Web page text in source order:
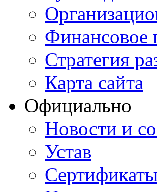
Финансовое
Стратегия
Карта сайта
Официально
Новости и
Устав